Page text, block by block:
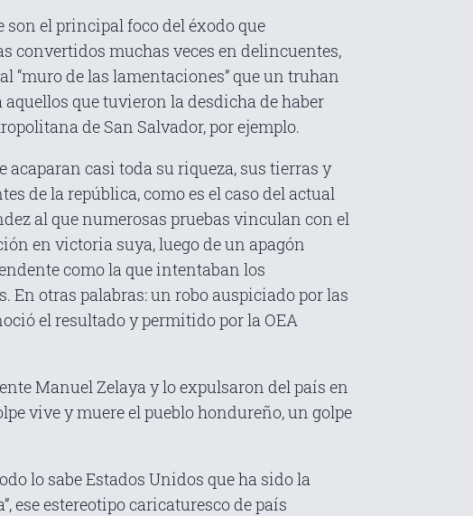
son el principal foco del éxodo que
convertidos muchas veces en delincuentes,
“muro de las lamentaciones” que un truhan
que tuvieron la desdicha de haber
de San Salvador, por ejemplo.
casi toda su riqueza, sus tierras y
de la república, como es el caso del actual
al que numerosas pruebas vinculan con el
en victoria suya, luego de un apagón
como la que intentaban los
En otras palabras: un robo auspiciado por las
el resultado y permitido por la OEA
Manuel Zelaya y lo expulsaron del país en
vive y muere el pueblo hondureño, un golpe
lo sabe Estados Unidos que ha sido la
ese estereotipo caricaturesco de país